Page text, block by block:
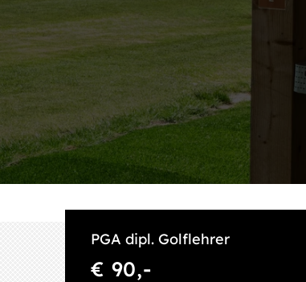
PGA dipl. Golflehrer
€ 90,-